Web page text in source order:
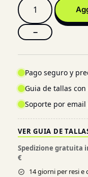
−
Pago seguro y
Guia de tallas
Soporte por
VER GUIA DE
Spedizione gratuita
€
14 giorni per resi e